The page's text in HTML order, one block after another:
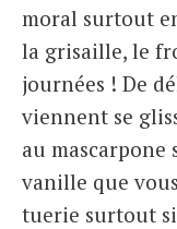
moral surtout
la grisaille, le
journées ! De
viennent se
au mascarpone
vanille que
tuerie surtout si